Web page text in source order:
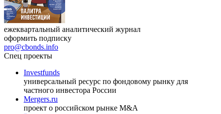
ежеквартальный аналитический журнал
оформить подписку
pro@cbonds.info
Спец проекты
Investfunds
универсальный ресурс по фондовому рынку для
частного инвестора России
Mergers.ru
проект о российском рынке M&A